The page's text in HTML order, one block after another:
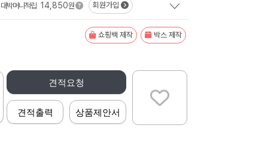
대박머니적립 14,850원 회원가입
쇼핑백 제작 박스 제작
견적요청
견적출력 상품제안서